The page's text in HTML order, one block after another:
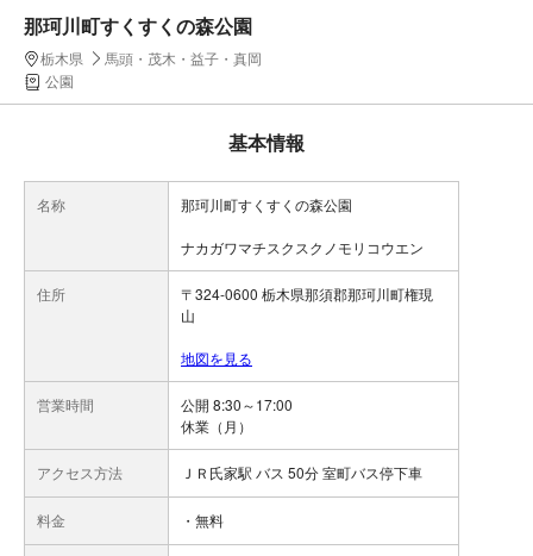
那珂川町すくすくの森公園
栃木県
馬頭・茂木・益子・真岡
公園
基本情報
名称 那珂川町すくすくの森公園
ナカガワマチスクスクノモリコウエン
住所
〒324-0600 栃木県那須郡那珂川町権現
山
地図を見る
営業時間
公開 8:30～17:00
休業（月）
アクセス方法 ＪＲ氏家駅 バス 50分 室町バス停下車
料金 ・無料